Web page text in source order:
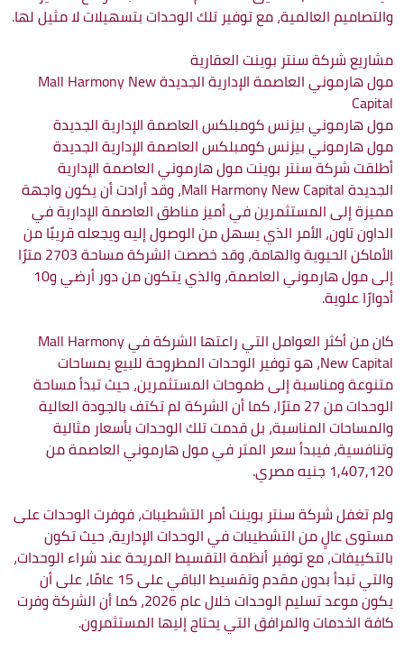
والتصاميم العالمية، مع توفير تلك الوحدات بتسهيلات لا مثيل لها.
مشاريع شركة سنتر بوينت العقارية
مول هارموني العاصمة الإدارية الجديدة Mall Harmony New
Capital
مول هارموني بيزنس كومبلكس العاصمة الإدارية الجديدة
مول هارموني بيزنس كومبلكس العاصمة الإدارية الجديدة
أطلقت شركة سنتر بوينت مول هارموني العاصمة الإدارية
الجديدة Mall Harmony New Capital، وقد أرادت أن يكون واجهة
مميزة إلى المستثمرين في أميز مناطق العاصمة الإدارية في
الداون تاون، الأمر الذي يسهل من الوصول إليه ويجعله قريبًا من
الأماكن الحيوية والهامة، وقد خصصت الشركة مساحة 2703 مترًا
إلى مول هارموني العاصمة، والذي يتكون من دور أرضي و10
أدوارًا علوية.
كان من أكثر العوامل التي راعتها الشركة في Mall Harmony
New Capital، هو توفير الوحدات المطروحة للبيع بمساحات
متنوعة ومناسبة إلى طموحات المستثمرين، حيث تبدأ مساحة
الوحدات من 27 مترًا، كما أن الشركة لم تكتف بالجودة العالية
والمساحات المناسبة، بل قدمت تلك الوحدات بأسعار مثالية
وتنافسية، فيبدأ سعر المتر في مول هارموني العاصمة من
1,407,120 جنيه مصري.
ولم تغفل شركة سنتر بوينت أمر التشطيبات، فوفرت الوحدات على
مستوى عالٍ من التشطيبات في الوحدات الإدارية، حيث تكون
بالتكييفات، مع توفير أنظمة التقسيط المريحة عند شراء الوحدات،
والتي تبدأ بدون مقدم وتقسيط الباقي على 15 عامًا، على أن
يكون موعد تسليم الوحدات خلال عام 2026، كما أن الشركة وفرت
كافة الخدمات والمرافق التي يحتاج إليها المستثمرون.